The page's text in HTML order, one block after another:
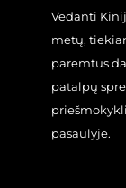
Vedanti
metų,
paremtus
patalpų
pasaulyje.